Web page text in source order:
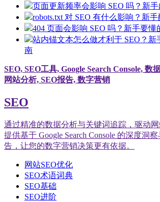
页面更新频率会影响 SEO 吗？新
robots.txt 对 SEO 有什么影响？新
404 页面会影响 SEO 吗？新手要
站内锚文本怎么做才利于 SEO？新
南
SEO, SEO工具, Google Search Console, 数
网站分析, SEO报告, 数字营销
SEO
通过精准的数据分析与关键词追踪，驱动
提供基于 Google Search Console 的深度洞
告，让您的数字营销决策更有依据。
网站SEO优化
SEO术语词典
SEO基础
SEO进阶